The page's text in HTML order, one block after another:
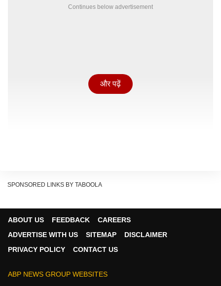
Continues below advertisement
करोड़ों गुना बढ़कर मिलता है. यही वजह है कि अधिकमास में आने
और पढ़ें
SPONSORED LINKS BY TABOOLA
ABOUT US FEEDBACK
CAREERS
ADVERTISE WITH US
SITEMAP
DISCLAIMER
PRIVACY POLICY
CONTACT US
ABP NEWS GROUP WEBSITES